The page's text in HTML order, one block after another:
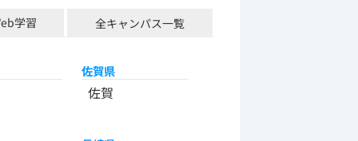
学習 全キャンパス一覧
佐賀県
佐賀